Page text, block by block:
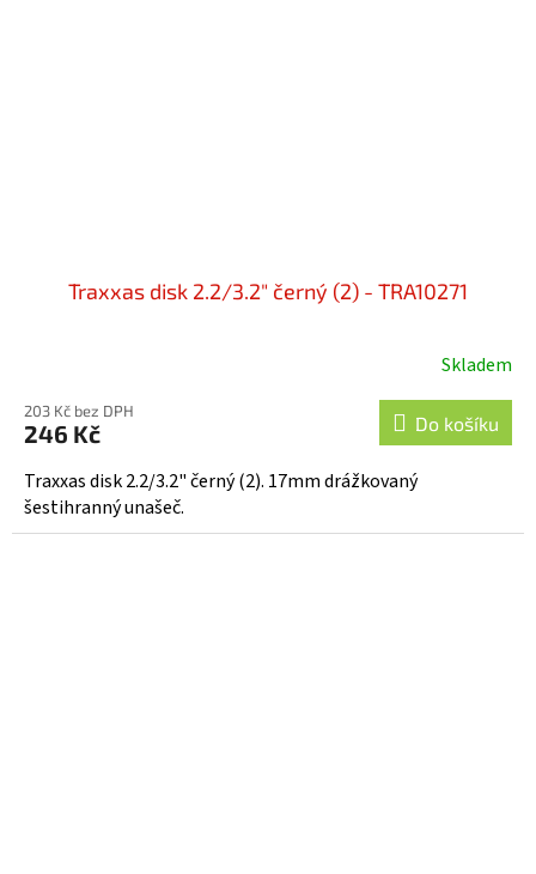
Traxxas disk 2.2/3.2" černý (2) - TRA10271
Skladem
203 Kč bez DPH
246 Kč Do košíku
Traxxas disk 2.2/3.2" černý (2). 17mm drážkovaný
šestihranný unašeč.